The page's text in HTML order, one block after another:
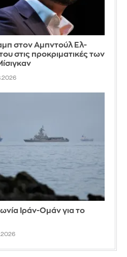
στον Αμπντούλ Ελ-
στις προκριματικές των
Ιράν-Ομάν για το